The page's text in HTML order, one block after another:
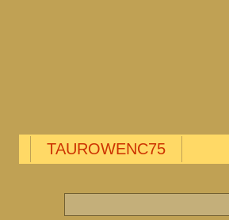
TAUROWENC75